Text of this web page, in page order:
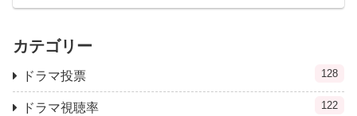
カテゴリー
ドラマ投票 128
ドラマ視聴率 122